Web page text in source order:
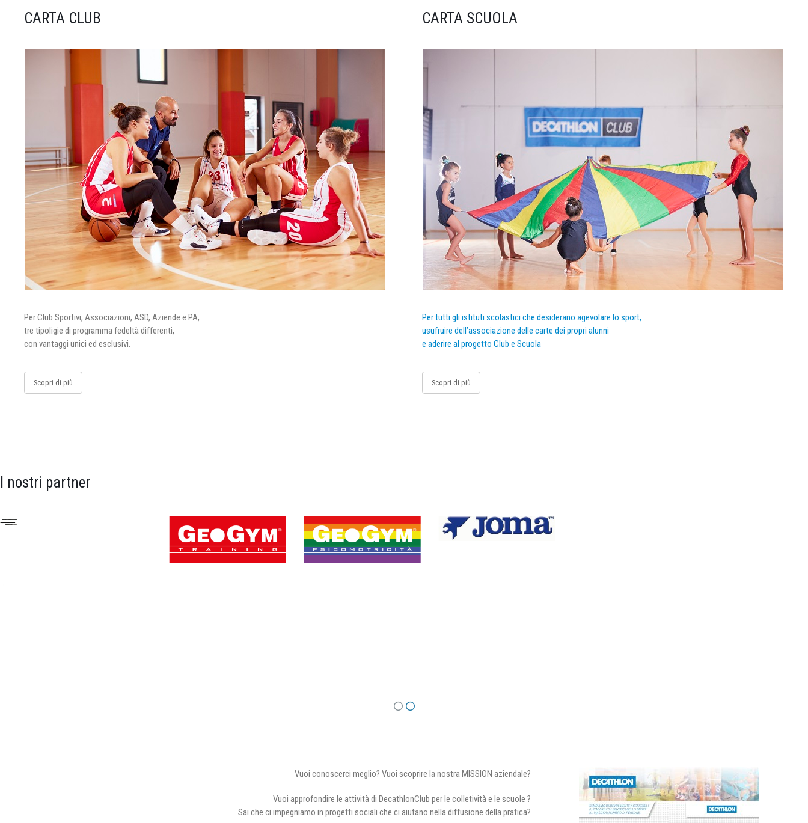
CARTA CLUB
Per Club Sportivi, Associazioni, ASD, Aziende e PA,
tre tipoligie di programma fedeltà differenti,
con vantaggi unici ed esclusivi.
Scopri di più
CARTA SCUOLA
Per tutti gli istituti scolastici che desiderano agevolare lo sport,
usufruire dell’associazione delle carte dei propri alunni
e aderire al progetto Club e Scuola
Scopri di più
I nostri partner
Vuoi conoscerci meglio? Vuoi scoprire la nostra MISSION aziendale?
Vuoi approfondire le attività di DecathlonClub per le colletività e le scuole ?
Sai che ci impegniamo in progetti sociali che ci aiutano nella diffusione della pratica?